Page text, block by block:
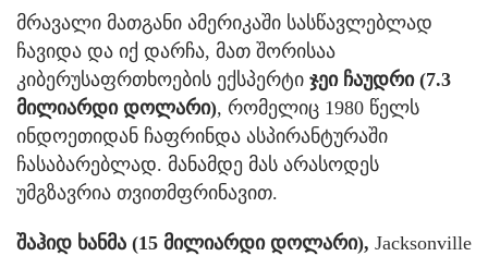
მრავალი მათგანი ამერიკაში სასწავლებლად
ჩავიდა და იქ დარჩა, მათ შორისაა
კიბერუსაფრთხოების ექსპერტი ჯეი ჩაუდრი (7.3
მილიარდი დოლარი), რომელიც 1980 წელს
ინდოეთიდან ჩაფრინდა ასპირანტურაში
ჩასაბარებლად. მანამდე მას არასოდეს
უმგზავრია თვითმფრინავით.
შაჰიდ ხანმა (15 მილიარდი დოლარი), Jacksonville